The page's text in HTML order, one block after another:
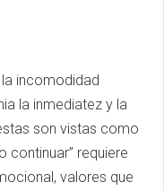
incomodidad
la inmediatez y la
son vistas como
continuar” requiere
valores que